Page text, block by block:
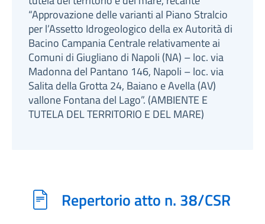
“Approvazione delle varianti al Piano Stralcio
per l’Assetto Idrogeologico della ex Autorità di
Bacino Campania Centrale relativamente ai
Comuni di Giugliano di Napoli (NA) – loc. via
Madonna del Pantano 146, Napoli – loc. via
Salita della Grotta 24, Baiano e Avella (AV)
vallone Fontana del Lago”. (AMBIENTE E
TUTELA DEL TERRITORIO E DEL MARE)
Repertorio atto n. 38/CSR